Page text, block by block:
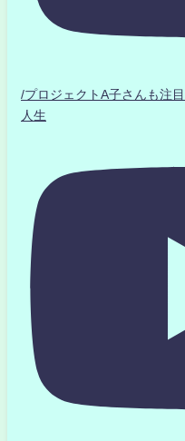
/プロジェクトA子さんも注
人生